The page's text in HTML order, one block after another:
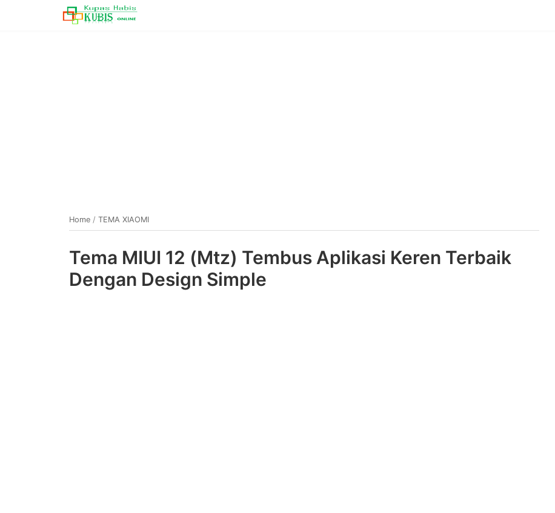
Home / TEMA XIAOMI
Tema MIUI 12 (Mtz) Tembus Aplikasi Keren Terbaik
Dengan Design Simple